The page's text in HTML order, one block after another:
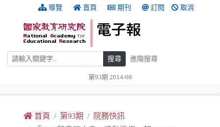
跳到主要內容 導覽 首頁 期刊 訂閱 取消
搜尋 搜尋 進階搜尋
第93期 2014-08
首頁 第93期
院務快訊